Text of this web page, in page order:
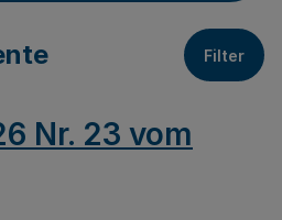
Filter
Nr. 23 vom